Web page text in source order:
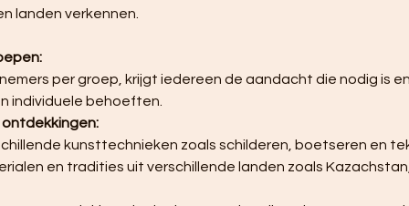
landen verkennen.
individuele behoeften.
en tradities uit verschillende landen zoals